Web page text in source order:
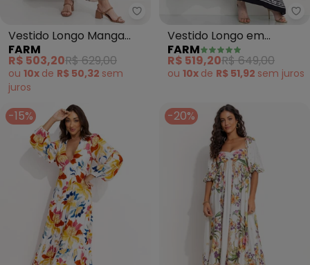
Farm - Vestido Longo Manga
Vestido Longo Manga
Indra (Bege)
FARM
R$ 503,20R$ 629,00
ou 10x de R$ 50,32 sem
juros
Vestido Longo em
Viscose (Preto)
FARM
R$ 519,20R$ 649,00
ou 10x de R$ 51,92 sem juros
-15% -20%